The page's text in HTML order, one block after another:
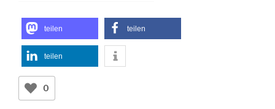
teilen teilen
teilen
0